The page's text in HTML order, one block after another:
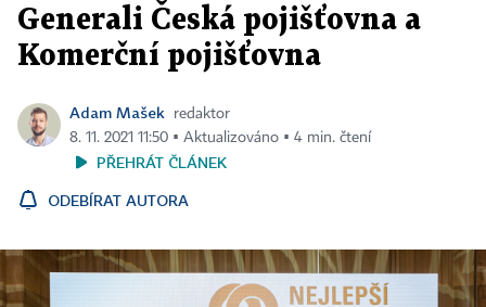
Generali Česká pojišťovna a
Komerční pojišťovna
Adam Mašek
redaktor
8. 11. 2021 11:50 ▪ Aktualizováno ▪ 4 min. čtení
PŘEHRÁT ČLÁNEK
ODEBÍRAT AUTORA